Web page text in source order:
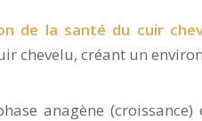
de la santé du cuir
chevelu, créant un
anagène